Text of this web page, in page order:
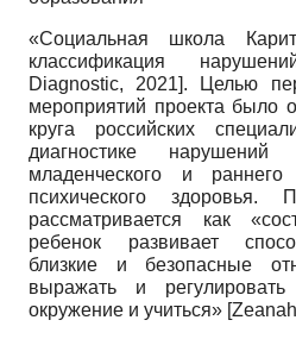
«Социальная школа
классификация
Diagnostic, 2021]. Целью
мероприятий проекта было
круга российских
диагностике
младенческого и
психического здоровья.
рассматривается как
ребенок развивает
близкие и безопасные
выражать и регулировать
окружение и учиться» [